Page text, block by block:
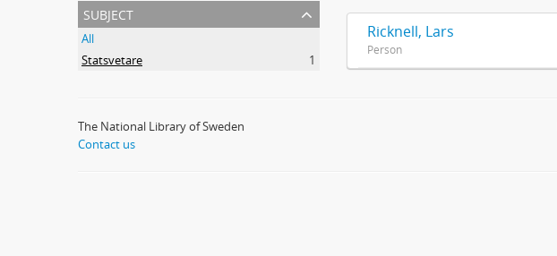
subject
All
Statsvetare
1
Ricknell, Lars
Person
The National Library of Sweden
Contact us